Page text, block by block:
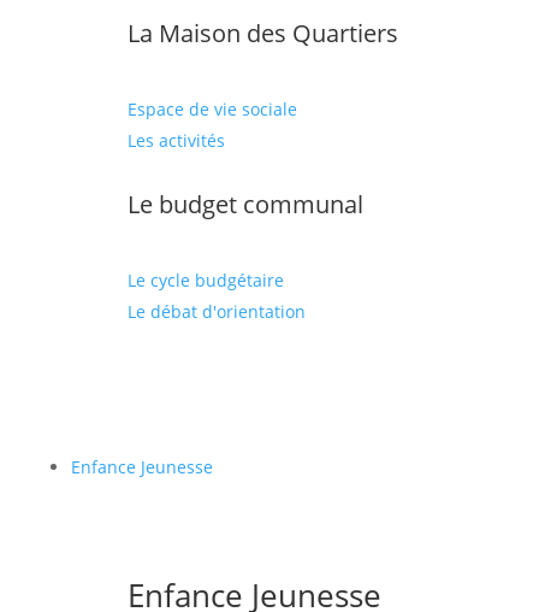
La Maison des Quartiers
Espace de vie sociale
Les activités
Le budget communal
Le cycle budgétaire
Le débat d'orientation
Enfance Jeunesse
Enfance Jeunesse